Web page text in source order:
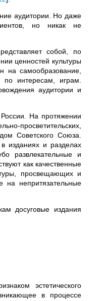
аудитории. Но даже
но никак не
собой, по
ценностей культуры
на самообразование,
интересам, играм.
аудитории и
На протяжении
просветительских,
Советского Союза.
изданиях и разделах
развлекательные и
как качественные
просвещающих и
на непритязательные
досуговые издания
эстетического
в процессе